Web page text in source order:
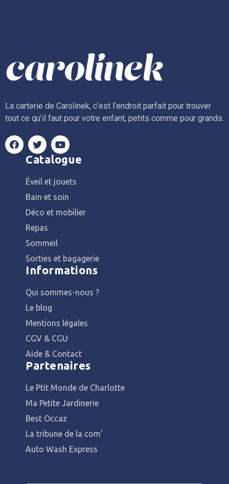
La carterie de Carolinek, c’est l’endroit parfait pour trouver
tout ce qu’il faut pour votre enfant, petits comme pour grands.
Catalogue
Éveil et jouets
Bain et soin
Déco et mobilier
Repas
Sommeil
Sorties et bagagerie
Informations
Qui sommes-nous ?
Le blog
Mentions légales
CGV & CGU
Aide & Contact
Partenaires
Le Ptit Monde de Charlotte
Ma Petite Jardinerie
Best Occaz
La tribune de la com'
Auto Wash Express